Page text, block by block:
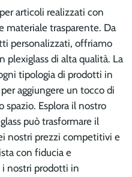
articoli realizzati con
materiale trasparente. Da
personalizzati, offriamo
plexiglass di alta qualità. La
tipologia di prodotti in
aggiungere un tocco di
spazio. Esplora il nostro
può trasformare il
nostri prezzi competitivi e
con fiducia e
i nostri prodotti in